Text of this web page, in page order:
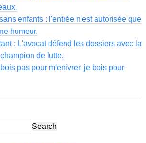
enfants : l'entrée n'est autorisée que
humeur.
: L'avocat défend les dossiers avec la
de lutte.
pas pour m'enivrer, je bois pour
Search